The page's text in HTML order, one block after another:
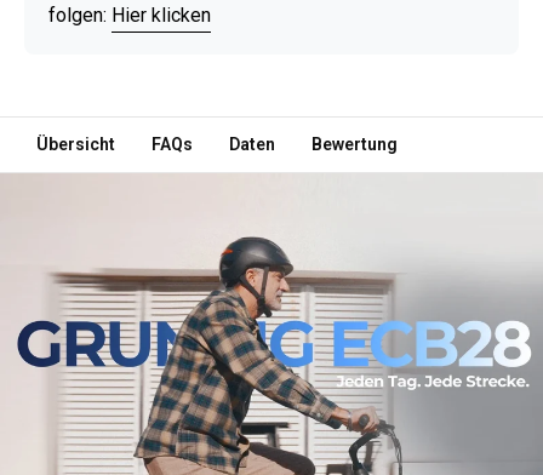
folgen: Hier klicken
Übersicht FAQs Daten Bewertung